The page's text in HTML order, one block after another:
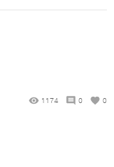
1174 0 0